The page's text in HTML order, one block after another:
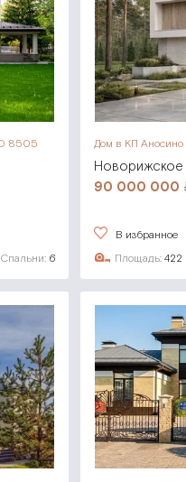
8505
Спальни: 6
Дом в КП Аносино
90 000 000
В избранное
Площадь: 422